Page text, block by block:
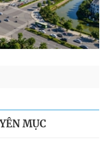
MỤC